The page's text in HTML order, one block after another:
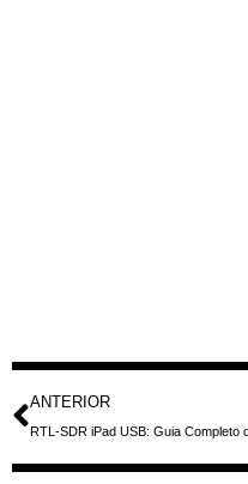
ANTERIOR